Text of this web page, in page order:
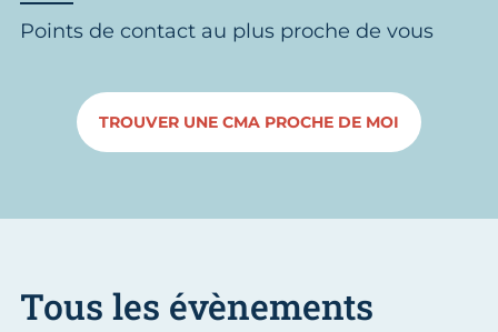
Points de contact au plus proche de vous
TROUVER UNE CMA PROCHE DE MOI
Tous les évènements